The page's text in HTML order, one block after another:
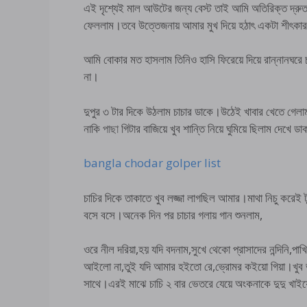
এই দৃশ্যেই মাল আউটের জন্য বেস্ট তাই আমি অতিরিক্ত
ফেললাম।তবে উত্তেজনায় আমার মুখ দিয়ে হঠাৎ একটা
আমি বোকার মত হাসলাম তিনিও হাসি ফিরেয়ে দিয়ে
না।
দুপুর ৩ টার দিকে উঠলাম চাচার ডাকে।উঠেই খাবার খেতে
নাকিপাছাগিটার বাজিয়ে খুব শান্তি নিয়ে ঘুমিয়ে ছিলাম দেখে
bangla chodar golper list
চাচির দিকে তাকাতে খুব লজ্জা লাগছিল আমার।মাথা নিচু করেই
বসে বসে।অনেক দিন পর চাচার গলায় গান শুনলাম,
ওরে নীল দরিয়া,হয় যদি বদনাম,সুখে থেকো প্রাসাদের
আইলো না,তুই যদি আমার হইতো রে,ভ্রোমর কইয়ো গিয়া।খুব
সাথে।এরই মাঝে চাচি ২ বার ভেতরে যেয়ে অংকনাকে দুদু